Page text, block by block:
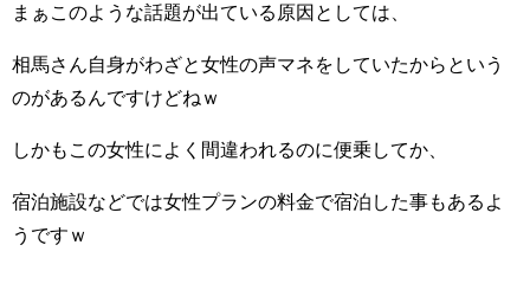
まぁこのような話題が出ている原因としては、
相馬さん自身がわざと女性の声マネをしていたからという
のがあるんですけどねｗ
しかもこの女性によく間違われるのに便乗してか、
宿泊施設などでは女性プランの料金で宿泊した事もあるよ
うですｗ